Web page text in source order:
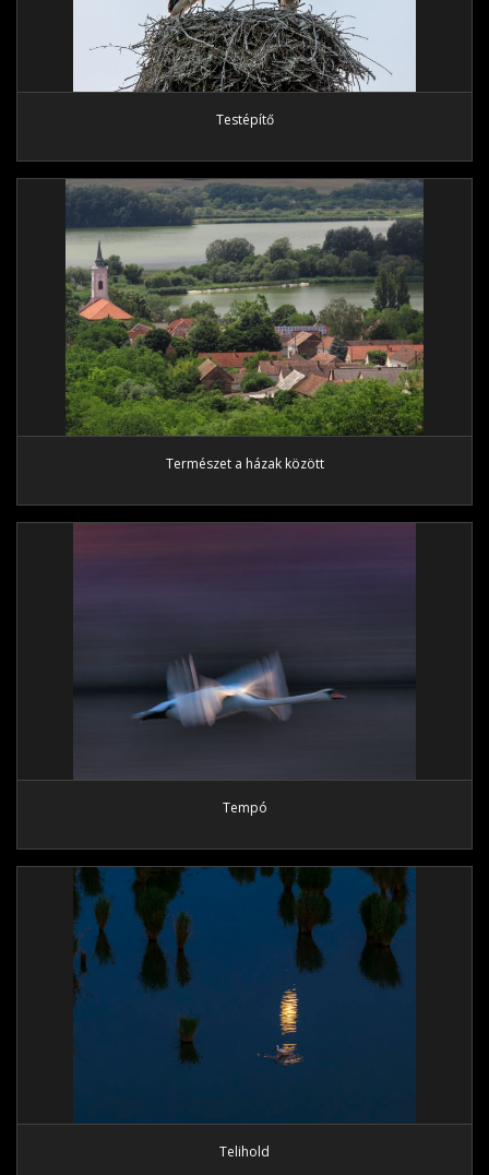
Testépítő
Természet a házak között
Tempó
Telihold